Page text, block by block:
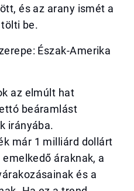
és az arany ismét a
be.
Észak-Amerika
az elmúlt hat
beáramlást
irányába.
már 1 milliárd dollárt
áraknak, a
és a